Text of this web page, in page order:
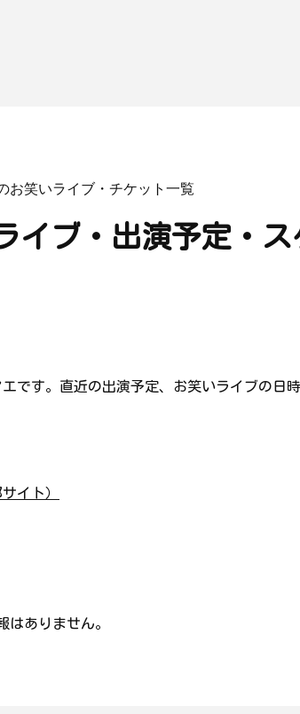
お笑いライブ・チケット一覧
イブ・出演予定・
です。直近の出演予定、お笑いライブの日
イト）
はありません。